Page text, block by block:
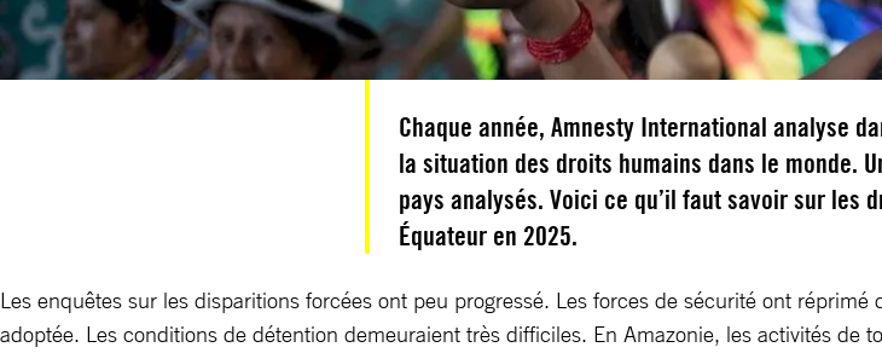
Chaque année, Amnesty International analyse
la situation des droits humains dans le monde.
pays analysés. Voici ce qu’il faut savoir sur les
Équateur en 2025.
Les enquêtes sur les disparitions forcées ont peu progressé. Les forces de sécurité ont
adoptée. Les conditions de détention demeuraient très difficiles. En Amazonie, les activités de